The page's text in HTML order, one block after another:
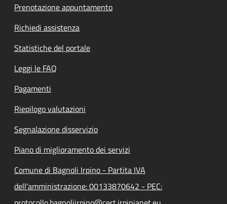
Prenotazione appuntamento
Richiedi assistenza
Statistiche del portale
Leggi le FAQ
Pagamenti
Riepilogo valutazioni
Segnalazione disservizio
Piano di miglioramento dei servizi
Comune di Bagnoli Irpino - Partita IVA
dell'amministrazione: 00133870642 - PEC: